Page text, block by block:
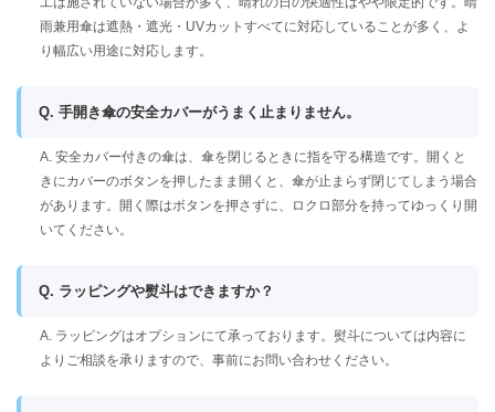
雨兼用傘は遮熱・遮光・UVカットすべてに対応していることが多く、よ
り幅広い用途に対応します。
Q. 手開き傘の安全カバーがうまく止まりません。
A. 安全カバー付きの傘は、傘を閉じるときに指を守る構造です。開くと
きにカバーのボタンを押したまま開くと、傘が止まらず閉じてしまう場合
があります。開く際はボタンを押さずに、ロクロ部分を持ってゆっくり開
いてください。
Q. ラッピングや熨斗はできますか？
A. ラッピングはオプションにて承っております。熨斗については内容に
よりご相談を承りますので、事前にお問い合わせください。